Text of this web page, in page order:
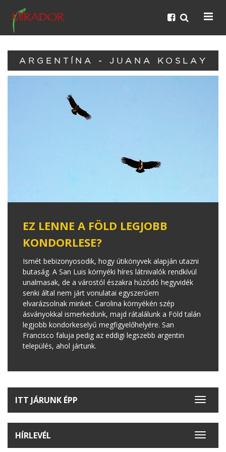
ARGENTÍNA - JUANA KOSLAY
EZ LENNE A FÖLD LEGJOBB
KONDORLESE?
Ismét bebizonyosodik, hogy útikönyvek alapján utazni
butaság. A San Luis környéki híres látnivalók rendkívül
unalmasak, de a várostól északra húzódó hegyvidék
senki által nem járt vonulatai egyszerűem
elvarázsolnak minket. Carolina környékén szép
ásványokkal ismerkedünk, majd rátalálunk a Föld talán
legjobb kondorkeselyű megfigyelőhelyére. San
Francisco faluja pedig az eddigi legszebb argentin
település, ahol jártunk.
Toggle
ITT JÁRUNK ÉPP
Toggle
HÍRLEVÉL